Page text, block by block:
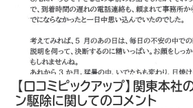
【口コミピックアップ】関東本社
ン駆除に関してのコメント